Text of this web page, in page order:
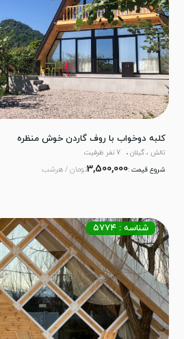
کلبه دوخواب با روف گاردن خوش منظره
تالش ، گیلان
7 نفر ظرفیت
شروع قیمت :3,500,000تومان / هرشب
شناسه : ۵۷۷۴